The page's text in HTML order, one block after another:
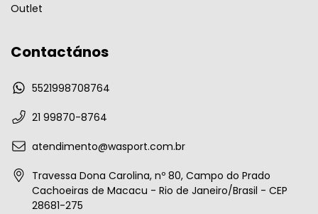
Outlet
Contactános
5521998708764
21 99870-8764
atendimento@wasport.com.br
Travessa Dona Carolina, nº 80, Campo do Prado
Cachoeiras de Macacu - Rio de Janeiro/Brasil - CEP
28681-275